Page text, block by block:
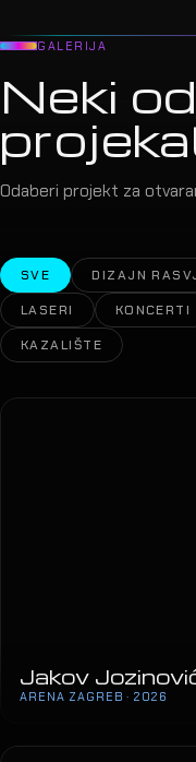
GALERIJA
Neki
Odaberi projekt za
SVE DIZAJN
LASERI
KONCERTI
KAZALIŠTE
Jakov
ARENA ZAGREB · 2026